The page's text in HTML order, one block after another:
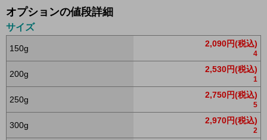
オプションの値段詳細
サイズ
150g 2,090円(税込)
4
200g 2,530円(税込)
1
250g 2,750円(税込)
5
300g 2,970円(税込)
2